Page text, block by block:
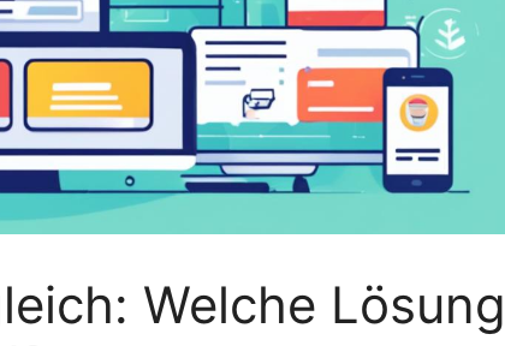
Welche Lösung